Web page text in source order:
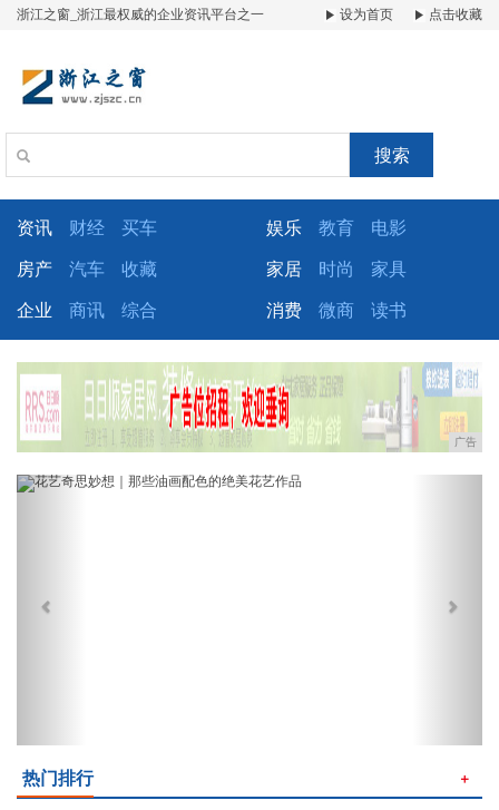
浙江之窗_浙江最权威的企业资讯平台之一 设为首页 点击收藏
搜索
资讯 财经 买车 娱乐 教育 电影
房产 汽车 收藏 家居 时尚 家具
企业 商讯 综合 消费 微商 读书
广告
Previous
热门排行 ＋